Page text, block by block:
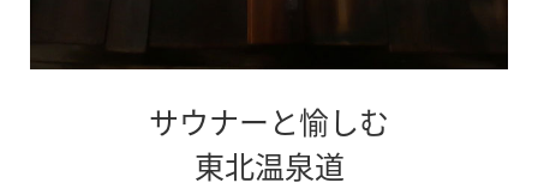
サウナーと愉しむ
東北温泉道別